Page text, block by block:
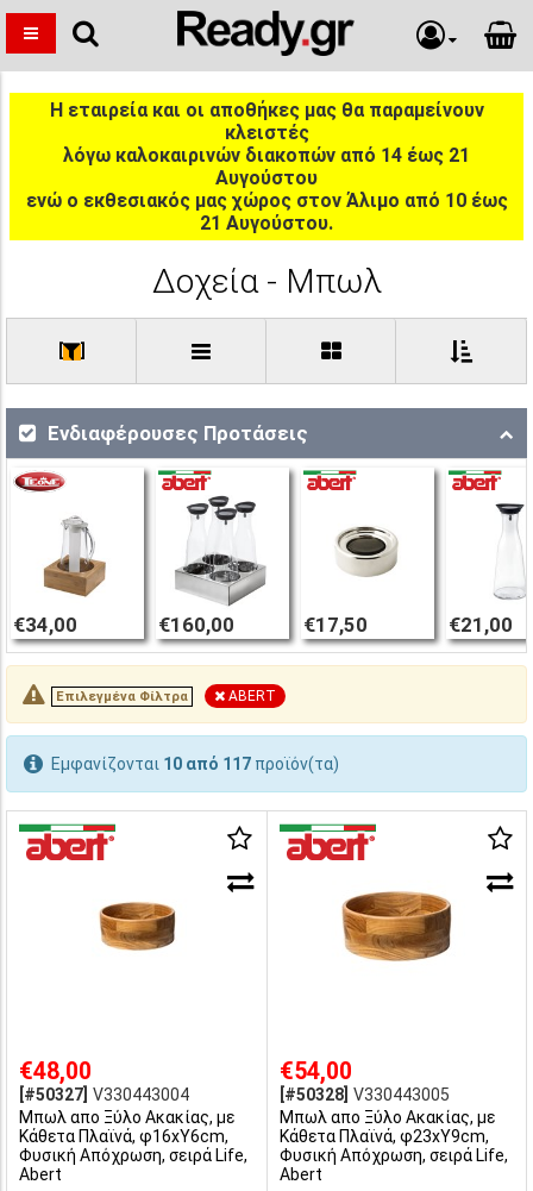
Η εταιρεία και οι αποθήκες μας θα παραμείνουν
κλειστές
λόγω καλοκαιρινών διακοπών από 14 έως 21
Αυγούστου
ενώ ο εκθεσιακός μας χώρος στον Άλιμο από 10 έως
21 Αυγούστου.
Δοχεία - Μπωλ
[ ]
Ενδιαφέρουσες Προτάσεις
€34,00 €160,00 €17,50 €21,00
Επιλεγμένα Φίλτρα ABERT
Εμφανίζονται 10 από 117 προϊόν(τα)
€48,00
[#50327] V330443004
Μπωλ απο Ξύλο Ακακίας, με
Κάθετα Πλαϊνά, φ16xΥ6cm,
Φυσική Απόχρωση, σειρά Life,
Abert
€54,00
[#50328] V330443005
Μπωλ απο Ξύλο Ακακίας, με
Κάθετα Πλαϊνά, φ23xΥ9cm,
Φυσική Απόχρωση, σειρά Life,
Abert